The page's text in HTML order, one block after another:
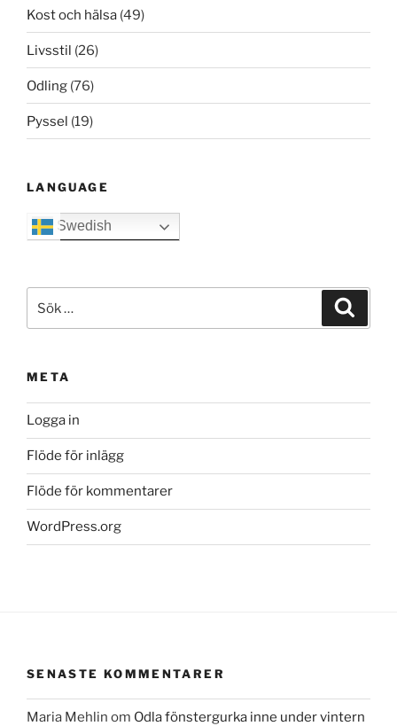
Kost och hälsa (49)
Livsstil (26)
Odling (76)
Pyssel (19)
LANGUAGE
Swedish
efter:
META
Logga in
Flöde för inlägg
Flöde för kommentarer
WordPress.org
SENASTE KOMMENTARER
Maria Mehlin om Odla fönstergurka inne under vintern